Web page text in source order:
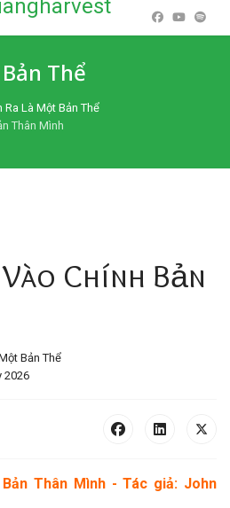
Thể
Ra Là Một Bản Thể
Thân Mình
Chính Bản
Bản Thể
2026
Thân Mình - Tác giả: John